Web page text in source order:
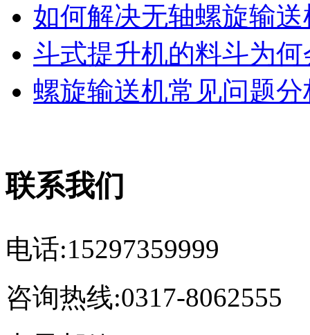
如何解决无轴螺旋输
斗式提升机的料斗为
螺旋输送机常见问题
联系我们
电话:15297359999
咨询热线:0317-8062555